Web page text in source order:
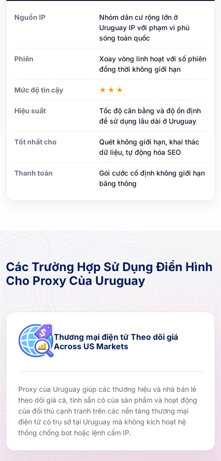
Nguồn IP
Nhóm dân cư rộng lớn ở
Uruguay IP với phạm vi phủ
sóng toàn quốc
Phiên
Xoay vòng linh hoạt với số phiên
đồng thời không giới hạn
Mức độ tin cậy ★★★
Hiệu suất
Tốc độ cân bằng và độ ổn định
để sử dụng lâu dài ở Uruguay
Tốt nhất cho
Quét không giới hạn, khai thác
dữ liệu, tự động hóa SEO
Thanh toán
Gói cước cố định không giới hạn
băng thông
Các Trường Hợp Sử Dụng Điển Hình
Cho Proxy Của Uruguay
Thương mại điện tử Theo dõi giá
Across US Markets
Proxy của Uruguay giúp các thương hiệu và nhà bán lẻ
theo dõi giá cả, tính sẵn có của sản phẩm và hoạt động
của đối thủ cạnh tranh trên các nền tảng thương mại
điện tử có trụ sở tại Uruguay mà không kích hoạt hệ
thống chống bot hoặc lệnh cấm IP.